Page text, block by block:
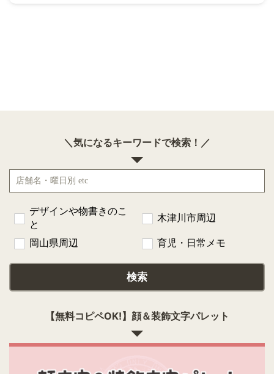
州見台にある小児科さんで落ち着きました? 先生の治療方針
＼気になるキーワードで検索！／
デザインや物書きのこ
と
木津川市周辺
岡山県周辺 育児・日常メモ
検索
【無料コピペOK!】顔＆装飾文字パレット